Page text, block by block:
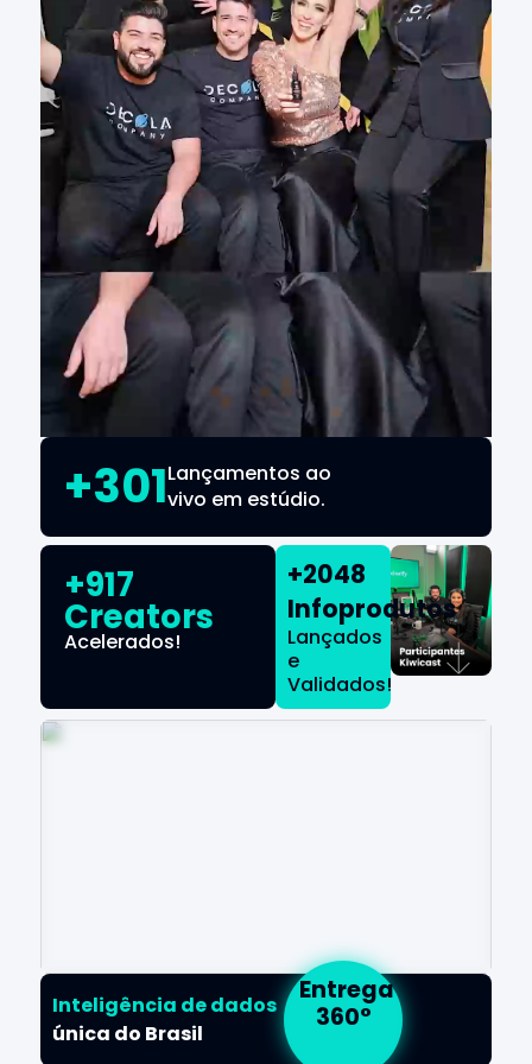
+301Lançamentos ao
vivo em estúdio.
+917
Creators
Acelerados!
+2048
Infoprodutos
Lançados
e
Validados!
Inteligência de dados
única do Brasil
Entrega
360°